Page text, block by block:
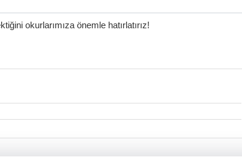
okurlarımıza önemle hatırlatırız!